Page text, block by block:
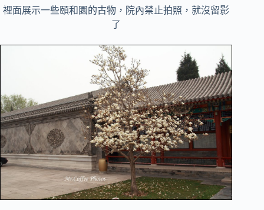
裡面展示一些頤和園的古物，院內禁止拍照，就沒留影
了